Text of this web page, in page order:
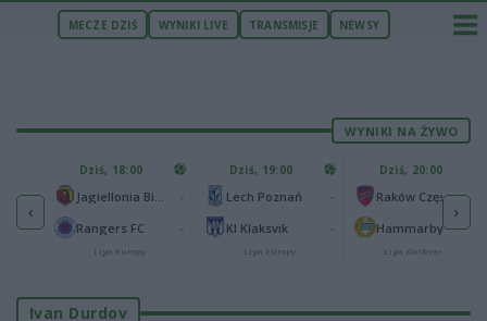
MECZE DZIŚ WYNIKI LIVE TRANSMISJE NEWSY
WYNIKI NA ŻYWO
‹
1
0
Dziś, 18:00
Rangers FC
Liga Europy
Dziś, 19:00
Lech Poznań
KI Klaksvik
Liga Europy
Dziś, 20:00
Raków Częstochowa
Hammarby IF
Liga Konferencji
›
Ivan Durdov